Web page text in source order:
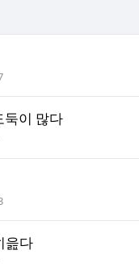
수
둑이 많다
수
수
읊다
수